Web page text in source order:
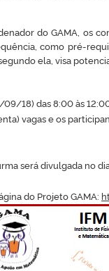
do GAMA, os
como pré-
ela, visa
18) das 8:00 às
vagase os
será divulgada no
do Projeto GAMA: